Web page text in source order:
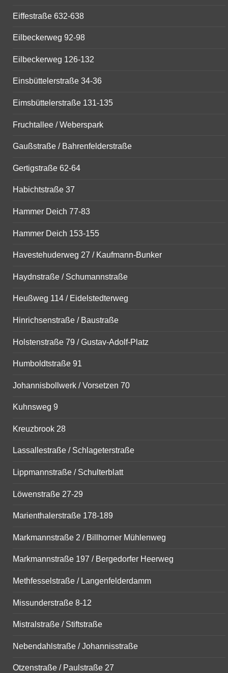
Eiffestraße 632-638
Eilbeckerweg 92-98
Eilbeckerweg 126-132
Einsbüttelerstraße 34-36
Eimsbüttelerstraße 131-135
Fruchtallee / Weberspark
Gaußstraße / Bahrenfelderstraße
Gertigstraße 62-64
Habichtstraße 37
Hammer Deich 77-83
Hammer Deich 153-155
Havestehuderweg 27 / Kaufmann-Bunker
Haydnstraße / Schumannstraße
Heußweg 114 / Eidelstedterweg
Hinrichsenstraße / Baustraße
Holstenstraße 79 / Gustav-Adolf-Platz
Humboldtstraße 91
Johannisbollwerk / Vorsetzen 70
Kuhnsweg 9
Kreuzbrook 28
Lassallestraße / Schlageterstraße
Lippmannstraße / Schulterblatt
Löwenstraße 27-29
Marienthalerstraße 178-189
Markmannstraße 2 / Billhorner Mühlenweg
Markmannstraße 197 / Bergedorfer Heerweg
Methfesselstraße / Langenfelderdamm
Missunderstraße 8-12
Mistralstraße / Stiftstraße
Nebendahlstraße / Johannisstraße
Otzenstraße / Paulstraße 27